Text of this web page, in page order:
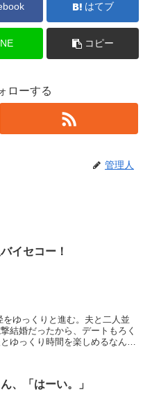
はてブ
コピー
ローする
管理人
イセコー！
結婚だったから、デートもろく
ゆっくり時間を楽しめるなん
、「はーい。」